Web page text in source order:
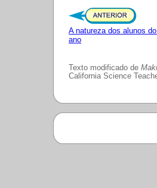
A natureza dos alunos do
ano
Texto modificado de
California Science